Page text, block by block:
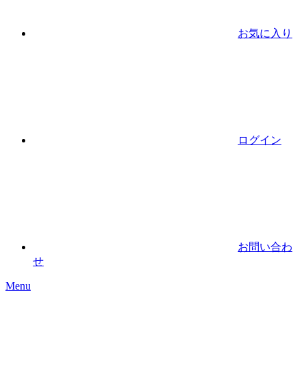
お気に入り
ログイン
お問い合わ
せ
Menu